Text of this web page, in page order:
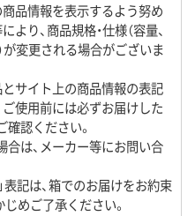
品情報を表示するよう努め
り、商品規格・仕様（容量、
が変更される場合がございま
サイト上の商品情報の表記
使用前には必ずお届けした
認ください。
は、メーカー等にお問い合
表記は、箱でのお届けをお約束
めご了承ください。